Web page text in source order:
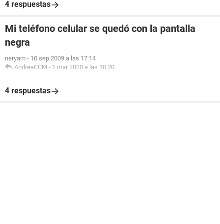
4 respuestas
Mi teléfono celular se quedó con la pantalla
negra
neryam - 10 sep 2009 a las 17:14
AndreaCCM - 1 mar 2020 a las 10:20
4 respuestas